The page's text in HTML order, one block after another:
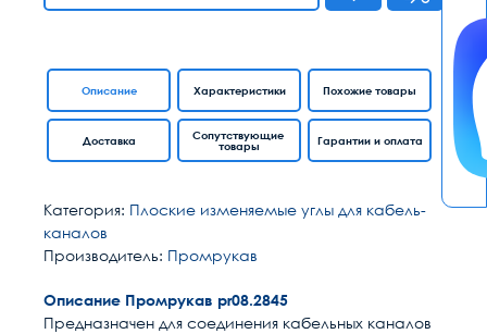
Описание Характеристики
Доставка
Похожие товары
Сопутствующие
товары
Гарантии и оплата
Категория: Плоские изменяемые углы для кабель-
каналов
Производитель: Промрукав
Описание Промрукав pr08.2845
Предназначен для соединения кабельных каналов